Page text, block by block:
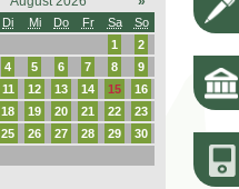
Di Mi Do Fr Sa
So
1
2
4 5 6 7 8
9
11 12 13 14 15
16
18 19 20 21 22
23
25 26 27 28 29
30